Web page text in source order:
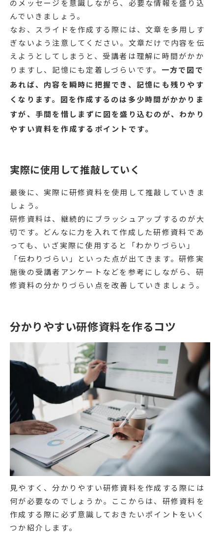
のメッセージを意識しながら、必要な情報を盛り込
んでいきましょう。
なお、スライドを作成する際には、文章を多用しす
ぎないよう注意してください。文章だけで内容を伝
えようとしてしまうと、受講者は理解に時間がかか
りますし、記憶にも定着しづらいです。 一方で図で
あれば、内容を瞬時に把握でき、記憶にも残りやす
くなります。図を作成するのは多少時間がかかりま
すが、手間を惜しまずに図を盛り込むのが、わかり
やすい資料を作成するポイントです。
実際に使用して推敲していく
最後に、実際に研修資料を使用して推敲していきま
しょう。
研修資料は、継続的にブラッシュアップするのが大
切です。どんなに力を入れて作成した研修資料であ
っても、いざ実際に使用すると「わかりづらい」
「伝わりづらい」といった点が出てきます。研修実
施後の受講者アンケートなどを参考にしながら、研
修資料の分かりづらい点を改善していきましょう。
分かりやすい研修資料を作るコツ
見やすく、分かりやすい研修資料を作成する際には
何が必要なのでしょうか。ここからは、研修資料を
作成する際に必ず意識しておきたいポイントをいく
つか紹介します。